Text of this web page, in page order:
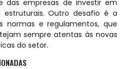
das empresas de investir em
estruturais. Outro desafio é a
normas e regulamentos, que
sempre atentas às novas
do setor.